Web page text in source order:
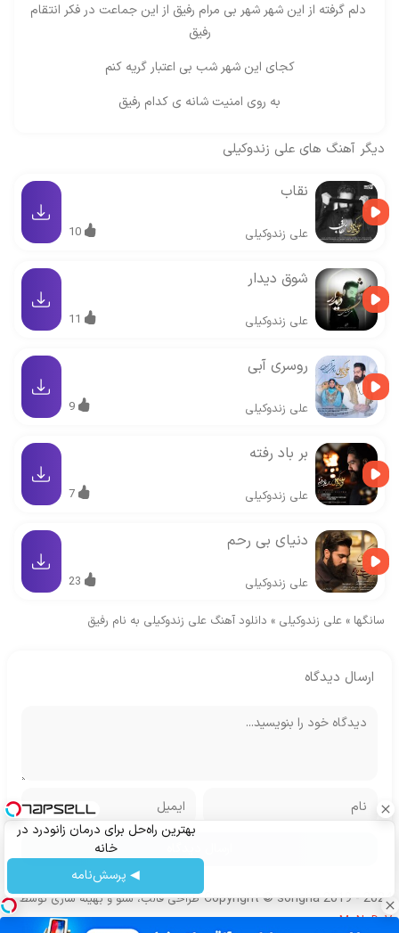
دلم گرفته از این شهر شهر بی مرام رفیق از این جماعت در فکر انتقام
رفیق
کجای این شهر شب بی اعتبار گریه کنم
به روی امنیت شانه ی کدام رفیق
دیگر آهنگ های علی زندوکیلی
نقاب
علی زندوکیلی 10
شوق دیدار
علی زندوکیلی 11
روسری آبی
علی زندوکیلی 9
بر باد رفته
علی زندوکیلی 7
دنیای بی رحم
علی زندوکیلی 23
سانگها » علی زندوکیلی » دانلود آهنگ علی زندوکیلی به نام رفیق
ارسال دیدگاه
بهترین راه‌حل برای درمان زانودرد در
خانه
◀ پرسش‌نامه
Copyright © songha 2019 - 2024 طراحی قالب، سئو و بهینه سازی توسط
MoNoDeV